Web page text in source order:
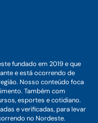
fundado em 2019 e que
e está ocorrendo de
Nosso conteúdo foca
Também com
esportes e cotidiano.
e verificadas, para levar
no Nordeste.